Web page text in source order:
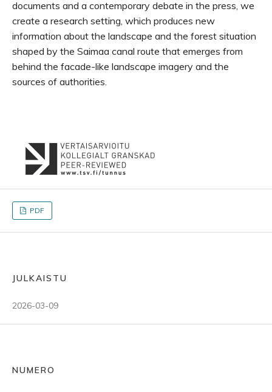
documents and a contemporary debate in the press, we
create a research setting, which produces new
information about the landscape and the forest situation
shaped by the Saimaa canal route that emerges from
behind the facade-like landscape imagery and the
sources of authorities.
PDF
JULKAISTU
2026-03-09
NUMERO